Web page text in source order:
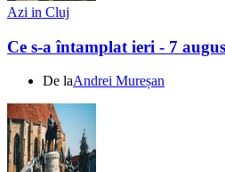
Azi in Cluj
Ce s-a întamplat ieri - 7
De laAndrei Mureșan